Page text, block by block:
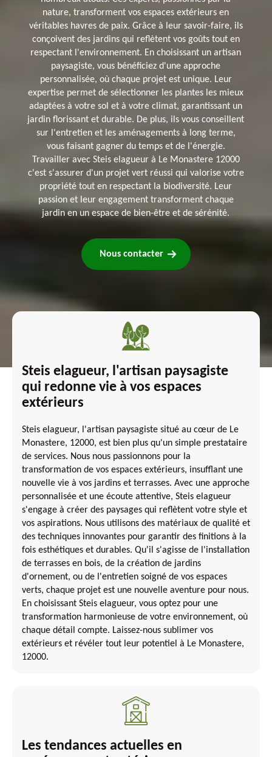
nature, transforment vos espaces extérieurs en
véritables havres de paix. Grâce à leur savoir-faire, ils
conçoivent des jardins qui reflètent vos goûts tout en
respectant l'environnement. En choisissant un artisan
paysagiste, vous bénéficiez d'une approche
personnalisée, où chaque projet est unique. Leur
expertise permet de sélectionner les plantes les mieux
adaptées à votre sol et à votre climat, garantissant un
jardin florissant et durable. De plus, ils vous conseillent
sur l'entretien et les aménagements à long terme,
vous faisant gagner du temps et de l'énergie.
Travailler avec Steis elagueur à Le Monastere 12000
c'est s'assurer d'un projet vert réussi qui valorise votre
propriété tout en respectant la biodiversité. Leur
passion et leur engagement transforment chaque
jardin en un espace de bien-être et de sérénité.
Nous contacter
Steis elagueur, l'artisan paysagiste
qui redonne vie à vos espaces
extérieurs
Steis elagueur, l'artisan paysagiste situé au cœur de Le
Monastere, 12000, est bien plus qu'un simple prestataire
de services. Nous nous passionnons pour la
transformation de vos espaces extérieurs, insufflant une
nouvelle vie à vos jardins et terrasses. Avec une approche
personnalisée et une écoute attentive, Steis elagueur
s'engage à créer des paysages qui reflètent votre style et
vos aspirations. Nous utilisons des matériaux de qualité et
des techniques innovantes pour garantir des finitions à la
fois esthétiques et durables. Qu'il s'agisse de l'installation
de terrasses en bois, de la création de jardins
d'ornement, ou de l'entretien soigné de vos espaces
verts, chaque projet est une nouvelle aventure pour nous.
En choisissant Steis elagueur, vous optez pour une
transformation harmonieuse de votre environnement, où
chaque détail compte. Laissez-nous sublimer vos
extérieurs et révéler tout leur potentiel à Le Monastere,
12000.
Les tendances actuelles en